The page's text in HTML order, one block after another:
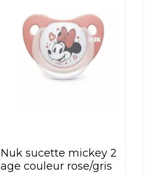
nuk sucette mickey 2
age couleur rose/gris